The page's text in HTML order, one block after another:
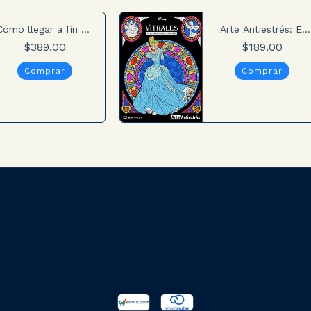
llegar a fin de
$389.00
Arte Antiestrés: El
valor de seguir tus
sueños (Colección
Vitrales Disney)
$189.00